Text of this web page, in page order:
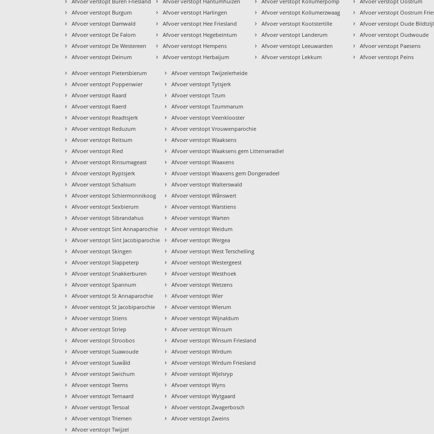
› Afvoer verstopt Burgum
› Afvoer verstopt Damwald
› Afvoer verstopt De Falom
› Afvoer verstopt De Westereen
› Afvoer verstopt Deinum
› Afvoer verstopt Harlingen
› Afvoer verstopt Hee Friesland
› Afvoer verstopt Hegebeintum
› Afvoer verstopt Hempens
› Afvoer verstopt Herbaijum
› Afvoer verstopt Kollumerzwaag
› Afvoer verstopt Kootstertille
› Afvoer verstopt Landerum
› Afvoer verstopt Leeuwarden
› Afvoer verstopt Lekkum
› Afvoer verstopt Oostrum
› Afvoer verstopt Oude Bildtzijl
› Afvoer verstopt Oudwoude
› Afvoer verstopt Paesens
› Afvoer verstopt Peins
› Afvoer verstopt Pietersbierum
› Afvoer verstopt Poppenwier
› Afvoer verstopt Raard
› Afvoer verstopt Raerd
› Afvoer verstopt Readtsjerk
› Afvoer verstopt Reduzum
› Afvoer verstopt Reitsum
› Afvoer verstopt Ried
› Afvoer verstopt Rinsumageast
› Afvoer verstopt Ryptsjerk
› Afvoer verstopt Schalsum
› Afvoer verstopt Schiermonnikoog
› Afvoer verstopt Sexbierum
› Afvoer verstopt Sibrandahus
› Afvoer verstopt Sint Annaparochie
› Afvoer verstopt Sint Jacobiparochie
› Afvoer verstopt Skingen
› Afvoer verstopt Slappeterp
› Afvoer verstopt Snakkerburen
› Afvoer verstopt Spannum
› Afvoer verstopt St Annaparochie
› Afvoer verstopt St Jacobiparochie
› Afvoer verstopt Stiens
› Afvoer verstopt Striep
› Afvoer verstopt Stroobos
› Afvoer verstopt Suawoude
› Afvoer verstopt Suwâld
› Afvoer verstopt Swichum
› Afvoer verstopt Teerns
› Afvoer verstopt Ternaard
› Afvoer verstopt Tersoal
› Afvoer verstopt Triemen
› Afvoer verstopt Twijzel
› Afvoer verstopt Twijzelerheide
› Afvoer verstopt Tytsjerk
› Afvoer verstopt Tzum
› Afvoer verstopt Tzummarum
› Afvoer verstopt Veenklooster
› Afvoer verstopt Vrouwenparochie
› Afvoer verstopt Waaksens
› Afvoer verstopt Waaksens gem Littenseradiel
› Afvoer verstopt Waaxens
› Afvoer verstopt Waaxens gem Dongeradeel
› Afvoer verstopt Walterswald
› Afvoer verstopt Wânswert
› Afvoer verstopt Warstiens
› Afvoer verstopt Warten
› Afvoer verstopt Weidum
› Afvoer verstopt Wergea
› Afvoer verstopt West Terschelling
› Afvoer verstopt Westergeest
› Afvoer verstopt Westhoek
› Afvoer verstopt Wetzens
› Afvoer verstopt Wier
› Afvoer verstopt Wierum
› Afvoer verstopt Wijnaldum
› Afvoer verstopt Winsum
› Afvoer verstopt Winsum Friesland
› Afvoer verstopt Wirdum
› Afvoer verstopt Wirdum Friesland
› Afvoer verstopt Wjelsryp
› Afvoer verstopt Wyns
› Afvoer verstopt Wytgaard
› Afvoer verstopt Zwagerbosch
› Afvoer verstopt Zweins